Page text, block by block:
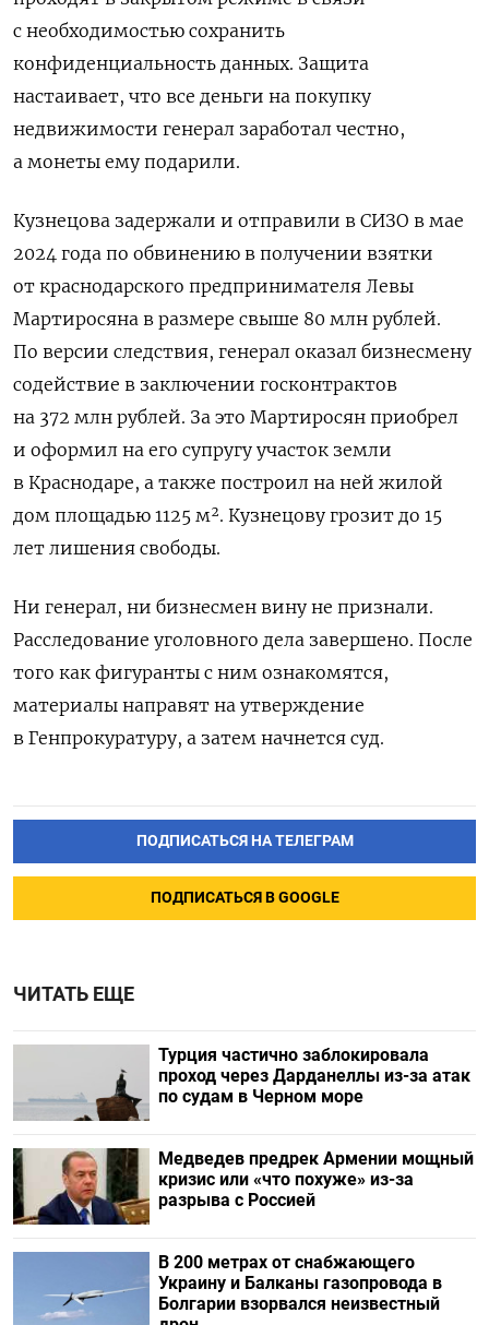
с необходимостью сохранить
конфиденциальность данных. Защита
настаивает, что все деньги на покупку
недвижимости генерал заработал честно,
а монеты ему подарили.
Кузнецова задержали и отправили в СИЗО в мае
2024 года по обвинению в получении взятки
от краснодарского предпринимателя Левы
Мартиросяна в размере свыше 80 млн рублей.
По версии следствия, генерал оказал бизнесмену
содействие в заключении госконтрактов
на 372 млн рублей. За это Мартиросян приобрел
и оформил на его супругу участок земли
в Краснодаре, а также построил на ней жилой
дом площадью 1125 м². Кузнецову грозит до 15
лет лишения свободы.
Ни генерал, ни бизнесмен вину не признали.
Расследование уголовного дела завершено. После
того как фигуранты с ним ознакомятся,
материалы направят на утверждение
в Генпрокуратуру, а затем начнется суд.
ПОДПИСАТЬСЯ НА ТЕЛЕГРАМ
ПОДПИСАТЬСЯ В GOOGLE
ЧИТАТЬ ЕЩЕ
Турция частично заблокировала
проход через Дарданеллы из-за атак
по судам в Черном море
Медведев предрек Армении мощный
кризис или «что похуже» из-за
разрыва с Россией
В 200 метрах от снабжающего
Украину и Балканы газопровода в
Болгарии взорвался неизвестный